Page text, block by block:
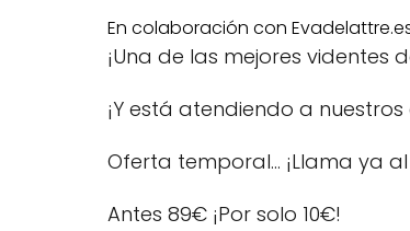
En colaboración con
¡Una de las mejores videntes
¡Y está atendiendo a
Oferta temporal… ¡Llama ya al
Antes 89€ ¡Por solo 10€!